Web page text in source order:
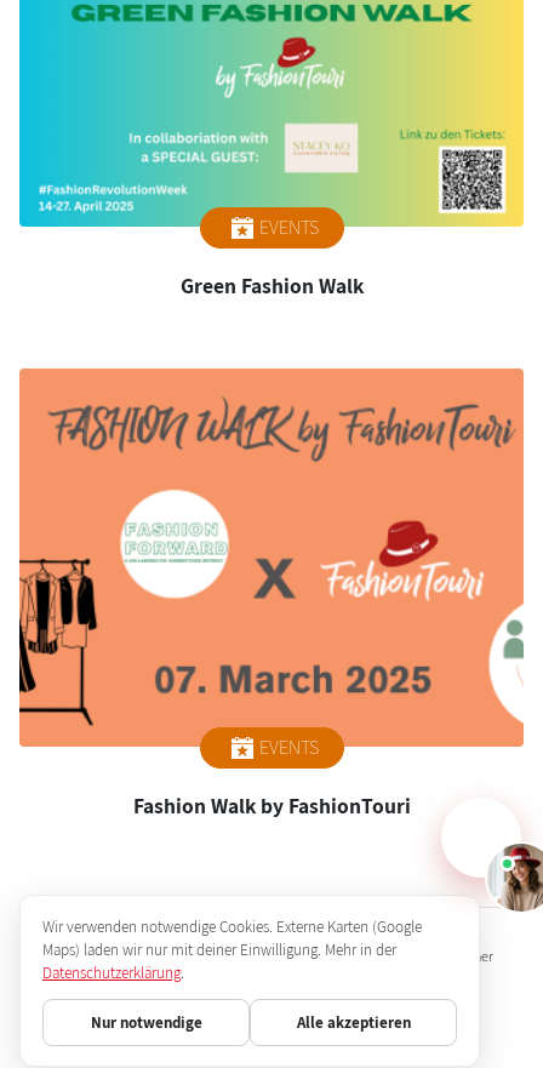
EVENTS
Green Fashion Walk
EVENTS
Fashion Walk by FashionTouri
Impressum Datenschutz AGB Jobs FAQ Partner
Presse
Wir verwenden notwendige Cookies. Externe Karten (Google
Maps) laden wir nur mit deiner Einwilligung. Mehr in der
Datenschutzerklärung.
Nur notwendige Alle akzeptieren